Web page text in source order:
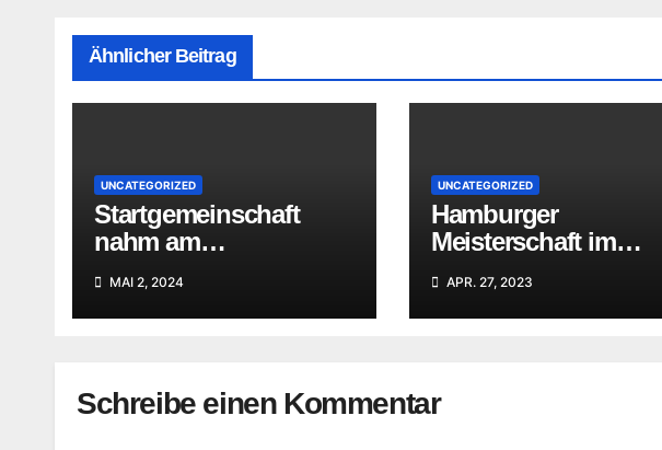
Ähnlicher Beitrag
UNCATEGORIZED
Startgemeinschaft
nahm am
Föhr dran teil
MAI 2, 2024
UNCATEGORIZED
Hamburger
Meisterschaft im
APR. 27, 2023
Schreibe einen Kommentar